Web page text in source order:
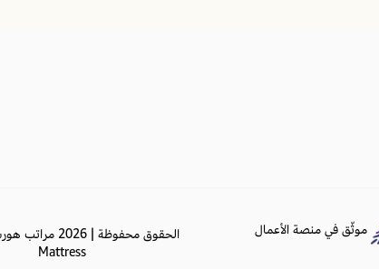
موثّق في منصة الأعمال الحقوق محفوظة | 2026
Mattress